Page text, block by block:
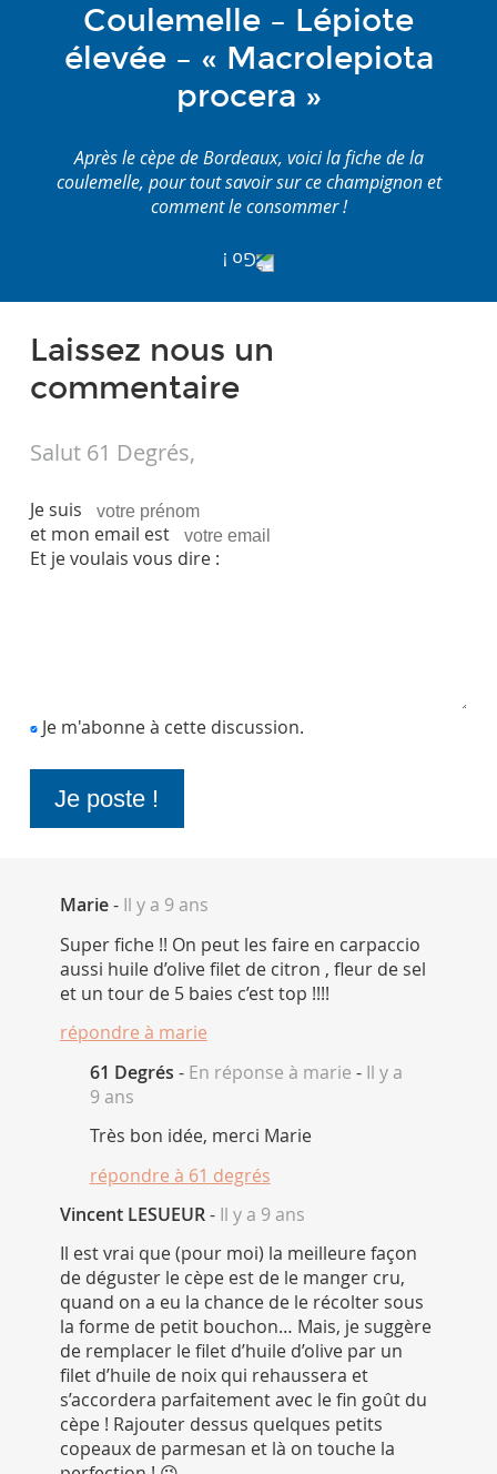
Coulemelle – Lépiote
élevée – « Macrolepiota
procera »
Après le cèpe de Bordeaux, voici la fiche de la
coulemelle, pour tout savoir sur ce champignon et
comment le consommer !
Laissez nous un
commentaire
Salut 61 Degrés,
Je suis
et mon email est
Et je voulais vous dire :
Je m'abonne à cette discussion.
Marie- Il y a 9 ans
Super fiche !! On peut les faire en carpaccio
aussi huile d’olive filet de citron , fleur de sel
et un tour de 5 baies c’est top !!!!
répondre à marie
61 Degrés - En réponse à marie - Il y a
9 ans
Très bon idée, merci Marie
répondre à 61 degrés
Vincent LESUEUR- Il y a 9 ans
Il est vrai que (pour moi) la meilleure façon
de déguster le cèpe est de le manger cru,
quand on a eu la chance de le récolter sous
la forme de petit bouchon… Mais, je suggère
de remplacer le filet d’huile d’olive par un
filet d’huile de noix qui rehaussera et
s’accordera parfaitement avec le fin goût du
cèpe ! Rajouter dessus quelques petits
copeaux de parmesan et là on touche la